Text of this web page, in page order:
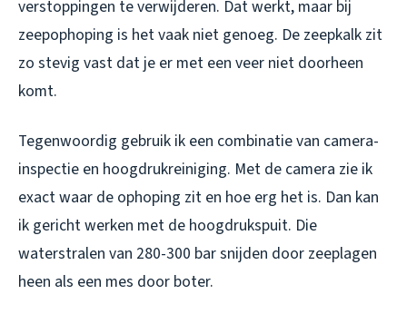
verstoppingen te verwijderen. Dat werkt, maar bij
zeepophoping is het vaak niet genoeg. De zeepkalk zit
zo stevig vast dat je er met een veer niet doorheen
komt.
Tegenwoordig gebruik ik een combinatie van camera-
inspectie en hoogdrukreiniging. Met de camera zie ik
exact waar de ophoping zit en hoe erg het is. Dan kan
ik gericht werken met de hoogdrukspuit. Die
waterstralen van 280-300 bar snijden door zeeplagen
heen als een mes door boter.